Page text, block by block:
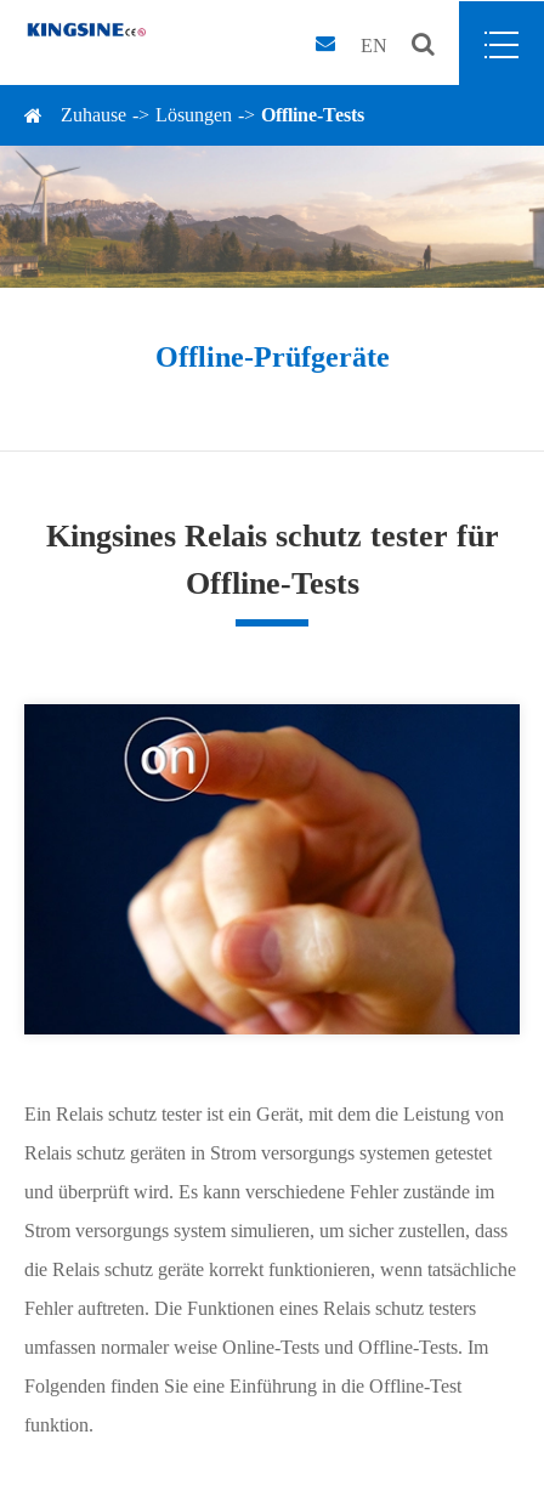
EN
Zuhause Lösungen Offline-Tests
Offline-Prüfgeräte
Kingsines Relais schutz tester für
Offline-Tests
Ein Relais schutz tester ist ein Gerät, mit dem die Leistung von
Relais schutz geräten in Strom versorgungs systemen getestet
und überprüft wird. Es kann verschiedene Fehler zustände im
Strom versorgungs system simulieren, um sicher zustellen, dass
die Relais schutz geräte korrekt funktionieren, wenn tatsächliche
Fehler auftreten. Die Funktionen eines Relais schutz testers
umfassen normaler weise Online-Tests und Offline-Tests. Im
Folgenden finden Sie eine Einführung in die Offline-Test
funktion.